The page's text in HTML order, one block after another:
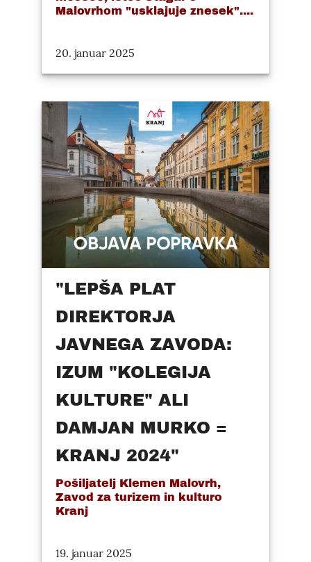
Malovrhom "usklajuje znesek"....
20. januar 2025
"LEPŠA PLAT
DIREKTORJA
JAVNEGA ZAVODA:
IZUM "KOLEGIJA
KULTURE" ALI
DAMJAN MURKO =
KRANJ 2024"
Pošiljatelj Klemen Malovrh,
Zavod za turizem in kulturo
Kranj
19. januar 2025